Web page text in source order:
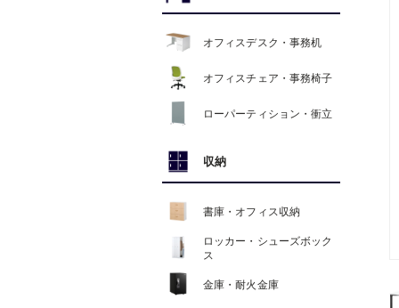
オフィスデスク・事務机
オフィスチェア・事務椅子
ローパーティション・衝立
収納
書庫・オフィス収納
ロッカー・シューズボック
ス
金庫・耐火金庫